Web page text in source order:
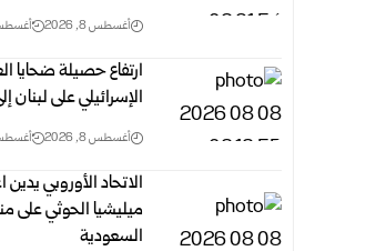
أغسطس 8, 2026 أغسطس 8,
ارتفاع حصيلة ضحايا
الإسرائيلي على لبنان إلى 4335
أغسطس 8, 2026 أغسطس 8,
الاتحاد الأوروبي يدين
ميليشيا الحوثي على
السعودية